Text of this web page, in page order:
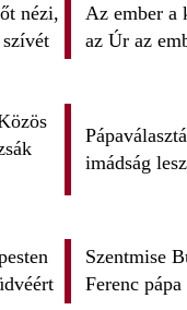
Az ember a
az Úr az
imádság
Szentmise
Ferenc